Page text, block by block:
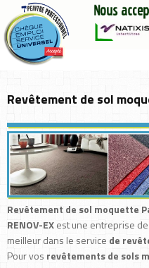
Revêtement de sol
Revêtement de sol moquette
RENOV-EXest une entreprise
meilleur dans le service de
Pour vos revêtements de sols